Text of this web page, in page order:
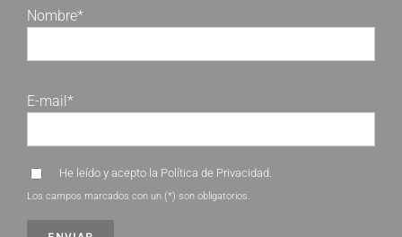
Nombre*
E-mail*
He leído y acepto la Política de Privacidad.
Los campos marcados con un (*) son obligatorios.